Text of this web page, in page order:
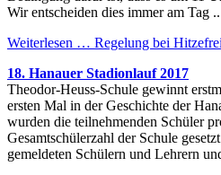
Wir entscheiden dies immer am Tag
Weiterlesen … Regelung bei Hitzefrei
18. Hanauer Stadionlauf 2017
Theodor-Heuss-Schule gewinnt
ersten Mal in der Geschichte der
wurden die teilnehmenden Schüler
Gesamtschülerzahl der Schule
gemeldeten Schülern und Lehrern